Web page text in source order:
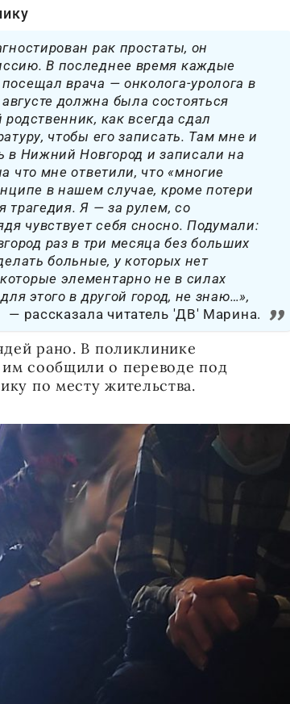
рак простаты, он
В последнее время каждые
врача — онколога-уролога в
должна была состояться
как всегда сдал
чтобы его записать. Там мне и
в Нижний Новгород и записали на
что мне ответили, что «многие
в нашем случае, кроме потери
трагедия. Я — за рулем, со
чувствует себя сносно. Подумали:
раз в три месяца без больших
больные, у которых нет
элементарно не в силах
этого в другой город, не знаю…»,
рассказала читатель 'ДВ' Марина.
рано. В поликлинике
сообщили о переводе под
по месту жительства.